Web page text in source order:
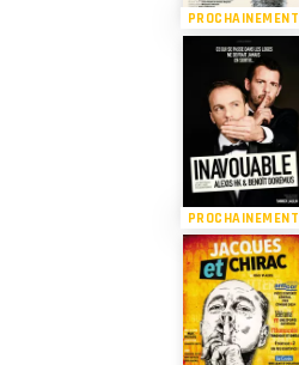
PROCHAINEMENT
PROCHAINEMENT